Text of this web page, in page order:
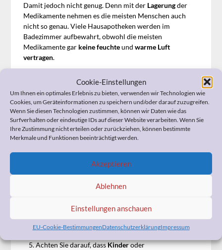
Cookie-Einstellungen
Um Ihnen ein optimales Erlebnis zu bieten, verwenden wir Technologien wie
Cookies, um Geräteinformationen zu speichern und/oder darauf zuzugreifen.
Wenn Sie diesen Technologien zustimmen, können wir Daten wie das
Surfverhalten oder eindeutige IDs auf dieser Website verarbeiten. Wenn Sie
Ihre Zustimmung nicht erteilen oder zurückziehen, können bestimmte
Merkmale und Funktionen beeinträchtigt werden.
Akzeptieren
Ablehnen
Einstellungen anschauen
EU-Cookie-BestimmungenDatenschutzerklärungImpressum
Damit jedoch nicht genug. Denn mit der Lagerungder
Medikamente nehmen es die meisten Menschen auch
nicht so genau. Viele Hausapotheken werden im
Badezimmer aufbewahrt, obwohl die meisten
Medikamente gar keine feuchteund warme Luft
vertragen.
Wenn Sie aber die nachfolgenden Tipps im Umgang mit
Ihrer Hausapotheke, beachten, haben Sie im Notfall alles
parat:
ÜberprüfenSie den Inhalt Ihrer Hausapotheke
mindestens einmal im Jahr. Achten Sie dabei auf das
Haltbarkeitsdatum. Abgelaufene Medikamente
sollten Sie entsorgen.
Entsorgen Sie angebrocheneAugentropfen
schreiben Sie das Öffnungsdatum auf das Etikett.
Sie Ihre Hausapotheke z. B.
oder eine Kiste im
kühlen Schlafzimmer oder im
Achten Sie darauf, dassKinderoder